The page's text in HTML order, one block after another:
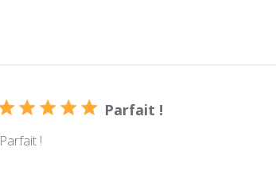
Parfait !
Parfait !